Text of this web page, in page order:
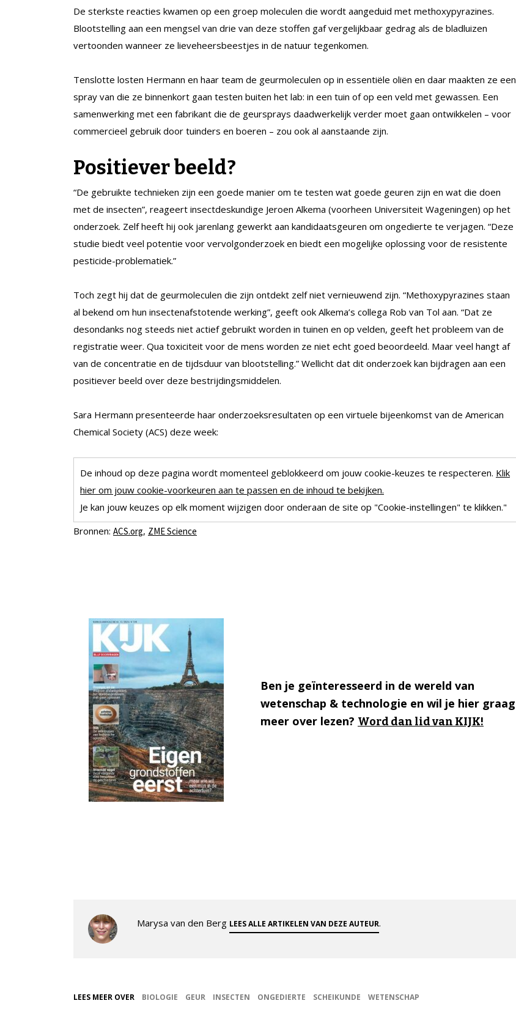
De sterkste reacties kwamen op een groep moleculen die wordt aangeduid met methoxypyrazines.
Blootstelling aan een mengsel van drie van deze stoffen gaf vergelijkbaar gedrag als de bladluizen
vertoonden wanneer ze lieveheersbeestjes in de natuur tegenkomen.
Tenslotte losten Hermann en haar team de geurmoleculen op in essentiële oliën en daar maakten ze een
spray van die ze binnenkort gaan testen buiten het lab: in een tuin of op een veld met gewassen. Een
samenwerking met een fabrikant die de geursprays daadwerkelijk verder moet gaan ontwikkelen – voor
commercieel gebruik door tuinders en boeren – zou ook al aanstaande zijn.
Positiever beeld?
“De gebruikte technieken zijn een goede manier om te testen wat goede geuren zijn en wat die doen
met de insecten”, reageert insectdeskundige Jeroen Alkema (voorheen Universiteit Wageningen) op het
onderzoek. Zelf heeft hij ook jarenlang gewerkt aan kandidaatsgeuren om ongedierte te verjagen. “Deze
studie biedt veel potentie voor vervolgonderzoek en biedt een mogelijke oplossing voor de resistente
pesticide-problematiek.”
Toch zegt hij dat de geurmoleculen die zijn ontdekt zelf niet vernieuwend zijn. “Methoxypyrazines staan
al bekend om hun insectenafstotende werking”, geeft ook Alkema’s collega Rob van Tol aan. “Dat ze
desondanks nog steeds niet actief gebruikt worden in tuinen en op velden, geeft het probleem van de
registratie weer. Qua toxiciteit voor de mens worden ze niet echt goed beoordeeld. Maar veel hangt af
van de concentratie en de tijdsduur van blootstelling.” Wellicht dat dit onderzoek kan bijdragen aan een
positiever beeld over deze bestrijdingsmiddelen.
Sara Hermann presenteerde haar onderzoeksresultaten op een virtuele bijeenkomst van de American
Chemical Society (ACS) deze week:
De inhoud op deze pagina wordt momenteel geblokkeerd om jouw cookie-keuzes te respecteren. Klik
hier om jouw cookie-voorkeuren aan te passen en de inhoud te bekijken.
Je kan jouw keuzes op elk moment wijzigen door onderaan de site op "Cookie-instellingen" te klikken."
Bronnen: ACS.org, ZME Science
Ben je geïnteresseerd in de wereld van
wetenschap & technologie en wil je hier graag
meer over lezen? Word dan lid van KIJK!
Marysa van den Berg LEES ALLE ARTIKELEN VAN DEZE AUTEUR.
LEES MEER OVER BIOLOGIE GEUR INSECTEN ONGEDIERTE SCHEIKUNDE WETENSCHAP